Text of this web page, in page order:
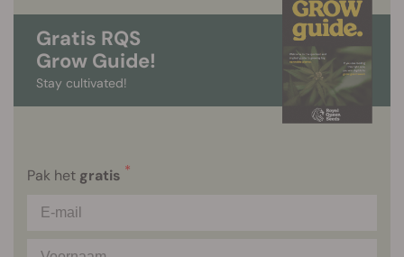
Gratis RQS
Grow Guide!
Stay cultivated!
Pak het gratis *